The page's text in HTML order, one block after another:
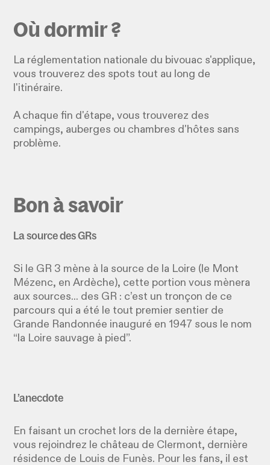
Où dormir ?
La réglementation nationale du bivouac s'applique,
vous trouverez des spots tout au long de
l'itinéraire.
A chaque fin d'étape, vous trouverez des
campings, auberges ou chambres d'hôtes sans
problème.
Bon à savoir
La source des GRs
Si le GR 3 mène à la source de la Loire (le Mont
Mézenc, en Ardèche), cette portion vous mènera
aux sources... des GR : c’est un tronçon de ce
parcours qui a été le tout premier sentier de
Grande Randonnée inauguré en 1947 sous le nom
“la Loire sauvage à pied”.
L’anecdote
En faisant un crochet lors de la dernière étape,
vous rejoindrez le château de Clermont, dernière
résidence de Louis de Funès. Pour les fans, il est